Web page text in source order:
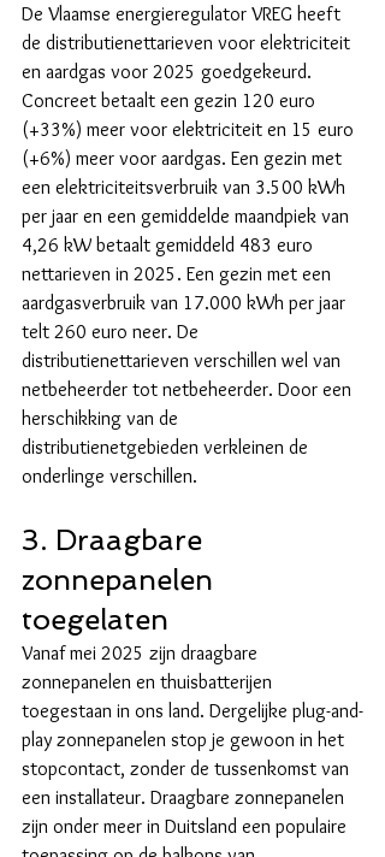
De Vlaamse energieregulator VREG heeft
de distributienettarieven voor elektriciteit
en aardgas voor 2025 goedgekeurd.
Concreet betaalt een gezin 120 euro
(+33%) meer voor elektriciteit en 15 euro
(+6%) meer voor aardgas. Een gezin met
een elektriciteitsverbruik van 3.500 kWh
per jaar en een gemiddelde maandpiek van
4,26 kW betaalt gemiddeld 483 euro
nettarieven in 2025. Een gezin met een
aardgasverbruik van 17.000 kWh per jaar
telt 260 euro neer. De
distributienettarieven verschillen wel van
netbeheerder tot netbeheerder. Door een
herschikking van de
distributienetgebieden verkleinen de
onderlinge verschillen.
3. Draagbare
zonnepanelen
toegelaten
Vanaf mei 2025 zijn draagbare
zonnepanelen en thuisbatterijen
toegestaan in ons land. Dergelijke plug-and-
play zonnepanelen stop je gewoon in het
stopcontact, zonder de tussenkomst van
een installateur. Draagbare zonnepanelen
zijn onder meer in Duitsland een populaire